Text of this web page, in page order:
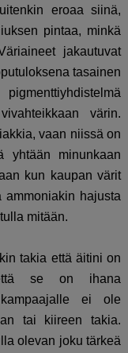
eroaa siinä,
pintaa, minkä
jakautuvat
tasainen
värin.
vaan niissä on
yhtään minunkaan
kun kaupan värit
ammoniakin hajusta
mitään.
takia että äitini on
se on ihana
ei ole
tai kiireen takia.
olevan joku tärkeä